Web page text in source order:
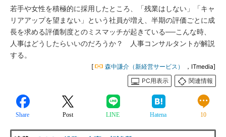
若手や女性を積極的に採用したところ、「残業はしない」「キャ
リアアップを望まない」という社員が増え、半期の評価ごとに成
長を求める評価制度とのミスマッチが起きている──こんな時、
人事はどうしたらいいのだろうか？ 人事コンサルタントが解説
する。
[ 森中謙介（新経営サービス）
，ITmedia]
PC用表示
関連情報
Share Post LINE Hatena 10